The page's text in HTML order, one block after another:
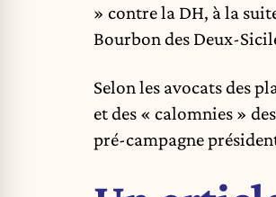
» contre la DH, à la
Bourbon des Deux-
Selon les avocats des
et des « calomnies »
pré-campagne